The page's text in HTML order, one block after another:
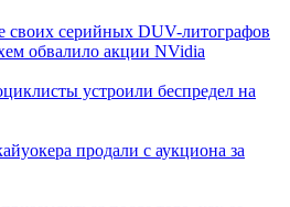
своих серийных DUV-литографов
обвалило акции NVidia
устроили беспредел на
продали с аукциона за